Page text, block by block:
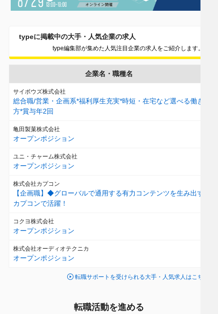
typeに掲載中の大手・人気企業の求人
type編集部が集めた人気注目企業の求人をご紹介します。
企業名・職種名
サイボウズ株式会社
総合職/営業・企画系*福利厚生充実*時短・在宅など選べる働き
方*賞与年2回
亀田製菓株式会社
オープンポジション
ユニ・チャーム株式会社
オープンポジション
株式会社カプコン
【企画職】◆グローバルで通用する有力コンテンツを生み出す
カプコンで活躍！
コクヨ株式会社
オープンポジション
株式会社オーディオテクニカ
オープンポジション
転職サポートを受けられる大手・人気求人はこちら
転職活動を進める